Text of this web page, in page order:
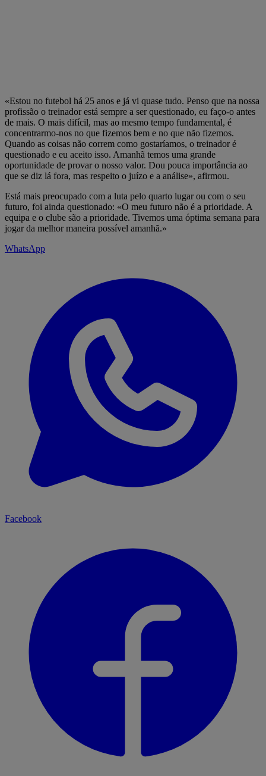
«Estou no futebol há 25 anos e já vi quase tudo. Penso que na nossa
profissão o treinador está sempre a ser questionado, eu faço-o antes
de mais. O mais difícil, mas ao mesmo tempo fundamental, é
concentrarmo-nos no que fizemos bem e no que não fizemos.
Quando as coisas não correm como gostaríamos, o treinador é
questionado e eu aceito isso. Amanhã temos uma grande
oportunidade de provar o nosso valor. Dou pouca importância ao
que se diz lá fora, mas respeito o juízo e a análise», afirmou.
Está mais preocupado com a luta pelo quarto lugar ou com o seu
futuro, foi ainda questionado: «O meu futuro não é a prioridade. A
equipa e o clube são a prioridade. Tivemos uma óptima semana para
jogar da melhor maneira possível amanhã.»
WhatsApp
Facebook